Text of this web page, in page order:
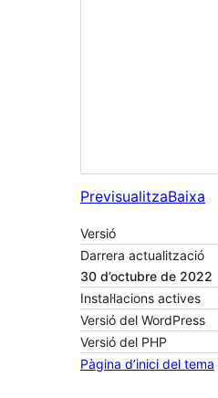
PrevisualitzaBaixa
Versió
Darrera actualització
30 d’octubre de 2022
Instal·lacions actives
Versió del WordPress
Versió del PHP
Pàgina d’inici del tema